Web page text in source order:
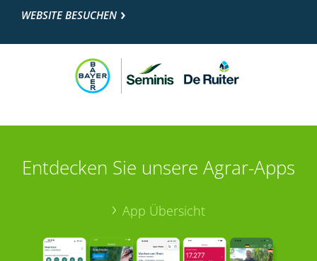
WEBSITE BESUCHEN
Entdecken Sie unsere Agrar-Apps
App Übersicht